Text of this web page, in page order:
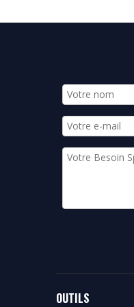
OUTILS